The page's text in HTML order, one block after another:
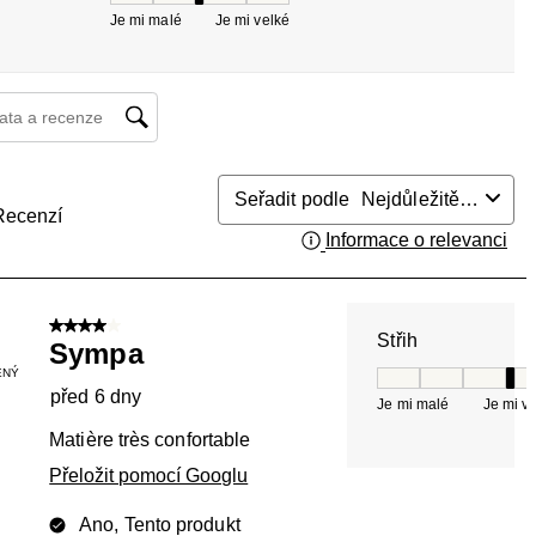
Je mi malé Je mi velké
a recenzí – oblast vyhledávání
Seřadit podle
Nejdůležitější
Informace o relevanci
4 z 5 hvězdiček.
Sympa
před 6 dny
Matière très confortable
Přeložit pomocí Googlu
Ano, Tento produkt
Střih
Je mi malé Je mi